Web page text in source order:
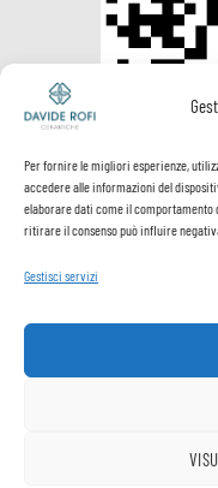
Per fornire le migliori esperienze,
accedere alle informazioni del
elaborare dati come il comportamento
ritirare il consenso può influire
Gestisci servizi